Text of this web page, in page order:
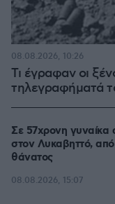
Τι έγραφαν οι
τηλεγραφήματά
08.08.2026, 10:26
Σε 57χρονη γυναίκα
στον Λυκαβηττό,
θάνατος
08.08.2026, 15:07